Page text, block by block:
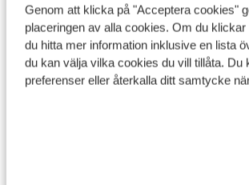
Genom att klicka på "Acceptera cookies"
placeringen av alla cookies. Om du
du hitta mer information inklusive en lista
du kan välja vilka cookies du vill tillåta. Du
preferenser eller återkalla ditt samtycke
Visa på karta